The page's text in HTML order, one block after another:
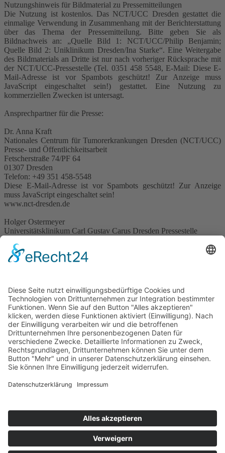
Nutzungshinweis für Bildmaterial zu Pressemitteilungen
Die Nutzung ist kostenlos. Das NCT/UCC Dresden gestattet die
einmalige Verwendung in Zusammenhang mit der Berichterstattung
über das Thema der Pressemitteilung. Bitte geben Sie als
Bildnachweis an: „Quelle Bild 1: NCT/UCC/Philip Benjamin;
Quelle Bild 2: Uniklinikum Dresden/Ina Starke“. Eine Weitergabe
des Bildmaterials an Dritte ist nur nach vorheriger Rücksprache mit
der NCT/UCC-Pressestelle (Tel. 0351 458 5548, E-Mail: Diese E-
Mail-Adresse ist vor Spambots geschützt! Zur Anzeige muss
JavaScript eingeschaltet sein!) gestattet. Eine Nutzung zu
kommerziellen Zwecken ist untersagt.
Ansprechpartner für die Presse:
Dr. Anna Kraft
Nationales Centrum für Tumorerkrankungen Dresden (NCT/UCC)
Presse- und Öffentlichkeitsarbeit
Fetscherstraße 74/PF 64
01307 Dresden
Telefon: +49 351 458-5548
Diese E-Mail-Adresse ist vor Spambots geschützt! Zur Anzeige
muss JavaScript eingeschaltet sein!
www.nct-dresden.de
Holger Ostermeyer
Universitätsklinikum Carl Gustav Carus Dresden Pressestelle
01307 Dresden
Telefon: +49 351 458-4162
Quelle: https://idw-online.de/de/news716866
2019-06-04
Impressum
Datenschutz
Cookie-Settings
Spenden
Sitemap
TRANSDIA SPORT DEUTSCHLAND E.V. IST